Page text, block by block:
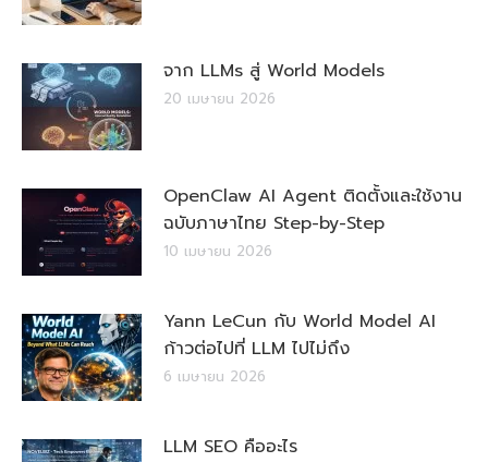
จาก LLMs สู่ World Models
20 เมษายน 2026
OpenClaw AI Agent ติดตั้งและใช้งาน
ฉบับภาษาไทย Step-by-Step
10 เมษายน 2026
Yann LeCun กับ World Model AI
ก้าวต่อไปที่ LLM ไปไม่ถึง
6 เมษายน 2026
LLM SEO คืออะไร